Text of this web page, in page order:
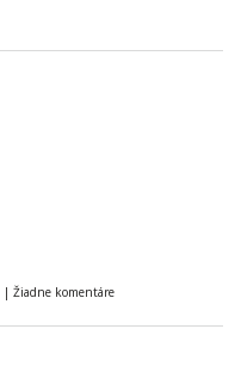
| Žiadne komentáre